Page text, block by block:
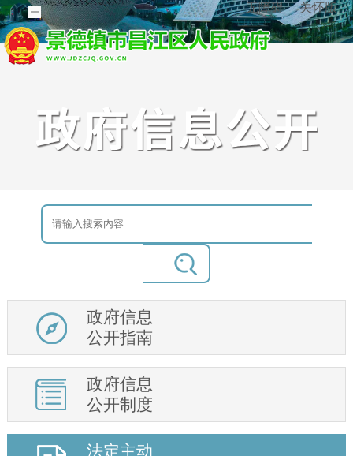
关怀版
无障碍
政府信息
公开指南
政府信息
公开制度
法定主动